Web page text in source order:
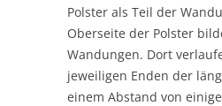
Polster als Teil der
Oberseite der Polster
Wandungen. Dort
jeweiligen Enden der
einem Abstand von